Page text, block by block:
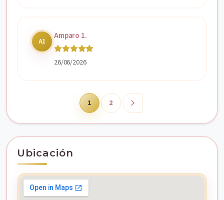
A1
Amparo 1.
26/06/2026
1 2
Ubicación